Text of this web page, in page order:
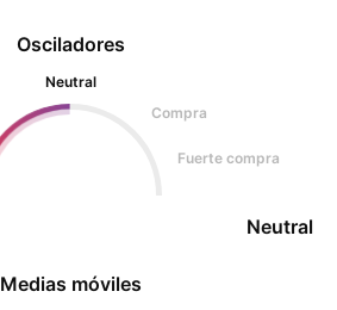
Osciladores
Neutral
Compra
Fuerte compra
Neutral
Medias móviles